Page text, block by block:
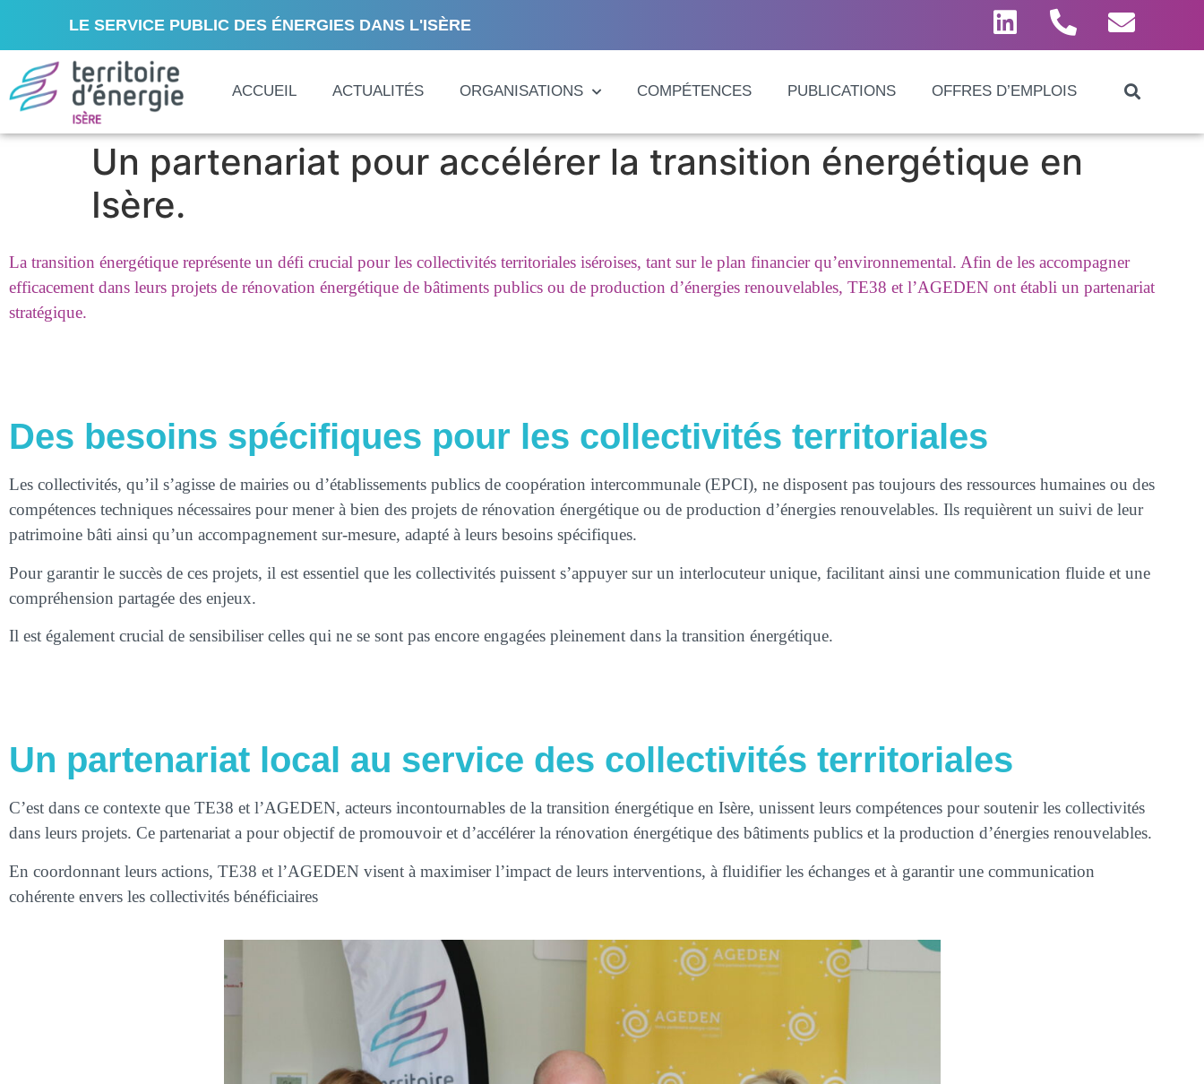
LE SERVICE PUBLIC DES ÉNERGIES DANS L'ISÈRE
ACCUEIL ACTUALITÉS ORGANISATIONS COMPÉTENCES PUBLICATIONS OFFRES D’EMPLOIS
Un partenariat pour accélérer la transition énergétique en
Isère.
La transition énergétique représente un défi crucial pour les collectivités territoriales iséroises, tant sur le plan financier qu’environnemental. Afin de les accompagner
efficacement dans leurs projets de rénovation énergétique de bâtiments publics ou de production d’énergies renouvelables, TE38 et l’AGEDEN ont établi un partenariat
stratégique.
Des besoins spécifiques pour les collectivités territoriales
Les collectivités, qu’il s’agisse de mairies ou d’établissements publics de coopération intercommunale (EPCI), ne disposent pas toujours des ressources humaines ou des
compétences techniques nécessaires pour mener à bien des projets de rénovation énergétique ou de production d’énergies renouvelables. Ils requièrent un suivi de leur
patrimoine bâti ainsi qu’un accompagnement sur-mesure, adapté à leurs besoins spécifiques.
Pour garantir le succès de ces projets, il est essentiel que les collectivités puissent s’appuyer sur un interlocuteur unique, facilitant ainsi une communication fluide et une
compréhension partagée des enjeux.
Il est également crucial de sensibiliser celles qui ne se sont pas encore engagées pleinement dans la transition énergétique.
Un partenariat local au service des collectivités territoriales
C’est dans ce contexte que TE38 et l’AGEDEN, acteurs incontournables de la transition énergétique en Isère, unissent leurs compétences pour soutenir les collectivités
dans leurs projets. Ce partenariat a pour objectif de promouvoir et d’accélérer la rénovation énergétique des bâtiments publics et la production d’énergies renouvelables.
En coordonnant leurs actions, TE38 et l’AGEDEN visent à maximiser l’impact de leurs interventions, à fluidifier les échanges et à garantir une communication
cohérente envers les collectivités bénéficiaires